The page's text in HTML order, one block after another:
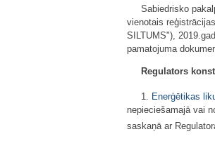
Sabiedrisko
vienotais
SILTUMS"),
pamatojuma
Regulators
1. Enerģētikas
nepieciešamajā vai
saskaņā ar